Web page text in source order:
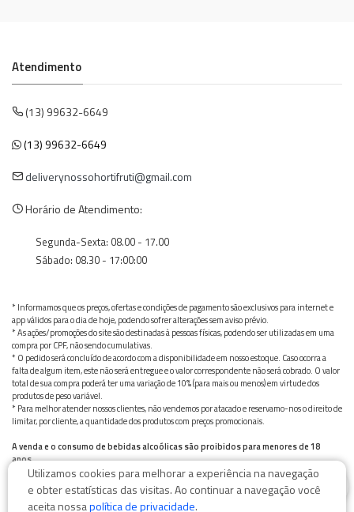
Atendimento
(13) 99632-6649
(13) 99632-6649
deliverynossohortifruti@gmail.com
Horário de Atendimento:
Segunda-Sexta: 08.00 - 17.00
Sábado: 08.30 - 17:00:00
* Informamos que os preços, ofertas e condições de pagamento são exclusivos para internet e
app válidos para o dia de hoje, podendo sofrer alterações sem aviso prévio.
* As ações/promoções do site são destinadas à pessoas físicas, podendo ser utilizadas em uma
compra por CPF, não sendo cumulativas.
* O pedido será concluído de acordo com a disponibilidade em nosso estoque. Caso ocorra a
falta de algum item, este não será entregue e o valor correspondente não será cobrado. O valor
total de sua compra poderá ter uma variação de 10% (para mais ou menos) em virtude dos
produtos de peso variável.
* Para melhor atender nossos clientes, não vendemos por atacado e reservamo-nos o direito de
limitar, por cliente, a quantidade dos produtos com preços promocionais.
A venda e o consumo de bebidas alcoólicas são proibidos para menores de 18
anos.
Bebida alcoólica pode causar dependência química e, em excesso, provoca graves males à saúde.
Beba com moderação
Utilizamos cookies para melhorar a experiência na navegação
e obter estatísticas das visitas. Ao continuar a navegação você
aceita nossapolítica de privacidade.